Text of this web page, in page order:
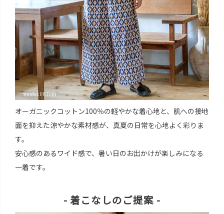
オーガニックコットン100％の軽やかな着心地と、肌への接地
面を抑えた涼やかな素材感が、真夏の日常を心地よく彩りま
す。
安心感のあるワイド感で、暑い日のお出かけが楽しみになる
一着です。
- 着こなしのご提案 -